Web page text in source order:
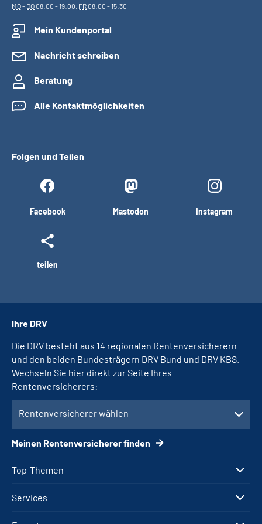
MO- DO08:00 - 19:00, FR08:00 - 15:30
Mein Kundenportal
Nachricht schreiben
Beratung
Alle Kontaktmöglichkeiten
Folgen und Teilen
Facebook Mastodon Instagram
teilen
Top-Themen
Services
Ihre DRV
Die DRV besteht aus 14 regionalen Rentenversicherern
und den beiden Bundesträgern DRV Bund und DRV KBS.
Wechseln Sie hier direkt zur Seite Ihres
Rentenversicherers:
Rentenversicherer wählen
Meinen Rentenversicherer finden